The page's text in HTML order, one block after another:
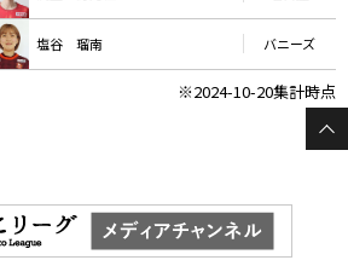
塩谷 瑠南 バニーズ
※2024-10-20集計時点